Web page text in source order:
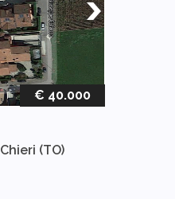
€ 40.000
Chieri (TO)